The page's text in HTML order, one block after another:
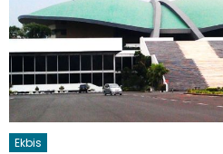
Ekbis